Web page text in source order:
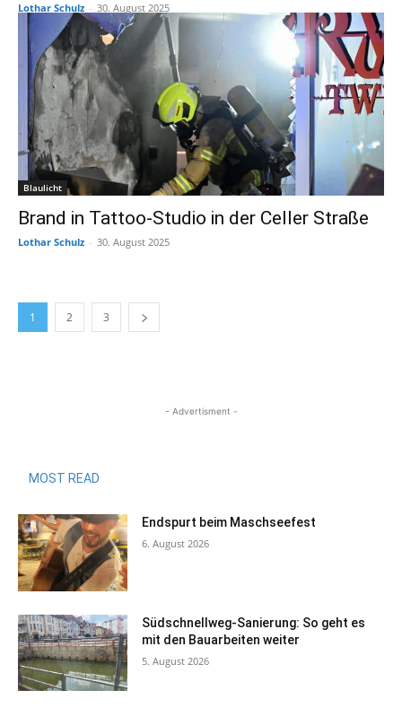
Lothar Schulz - 30. August 2025
Blaulicht
Brand in Tattoo-Studio in der Celler Straße
Lothar Schulz - 30. August 2025
1 2 3
- Advertisment -
MOST READ
Endspurt beim Maschseefest
6. August 2026
Südschnellweg-Sanierung: So geht es
mit den Bauarbeiten weiter
5. August 2026